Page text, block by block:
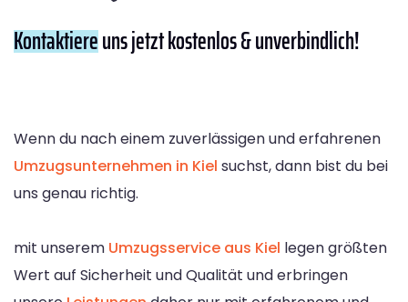
Kontaktiereuns jetzt kostenlos & unverbindlich!
Wenn du nach einem zuverlässigen und erfahrenen
Umzugsunternehmen in Kiel suchst, dann bist du bei
uns genau richtig.
mit unserem Umzugsservice aus Kiel legen größten
Wert auf Sicherheit und Qualität und erbringen